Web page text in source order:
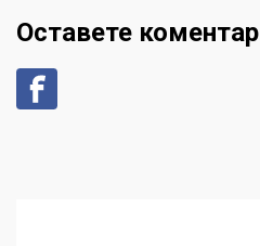
Оставете коментар